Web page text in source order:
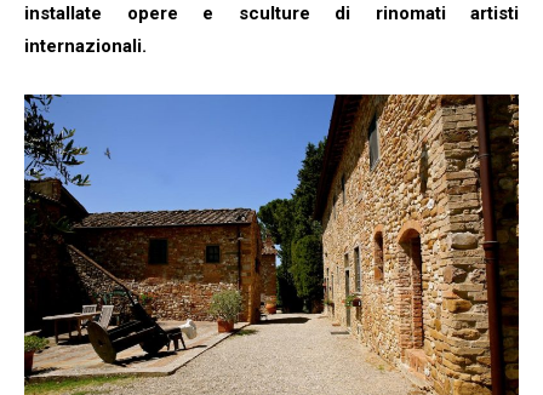
installate opere e sculture di rinomati artisti
internazionali.